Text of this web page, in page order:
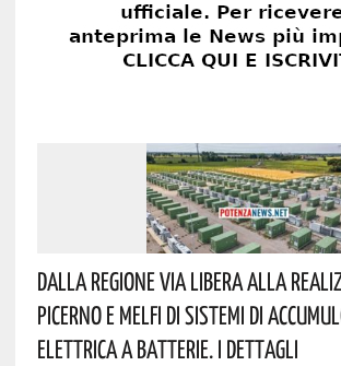
Dalla Regione Via Libera Alla
Picerno E Melfi Di Sistemi Di
Elettrica A Batterie. I Dettagli